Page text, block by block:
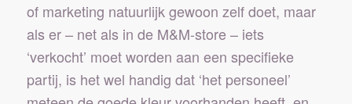
of marketing natuurlijk gewoon zelf doet, maar
als er – net als in de M&M-store – iets
‘verkocht’ moet worden aan een specifieke
partij, is het wel handig dat ‘het personeel’